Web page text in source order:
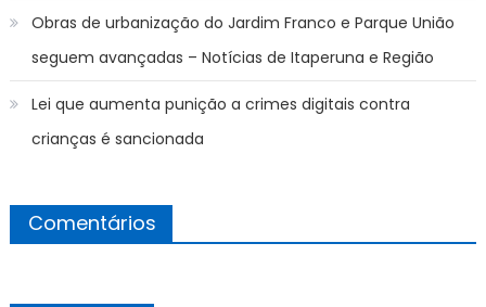
Obras de urbanização do Jardim Franco e Parque União
seguem avançadas – Notícias de Itaperuna e Região
Lei que aumenta punição a crimes digitais contra
crianças é sancionada
Comentários